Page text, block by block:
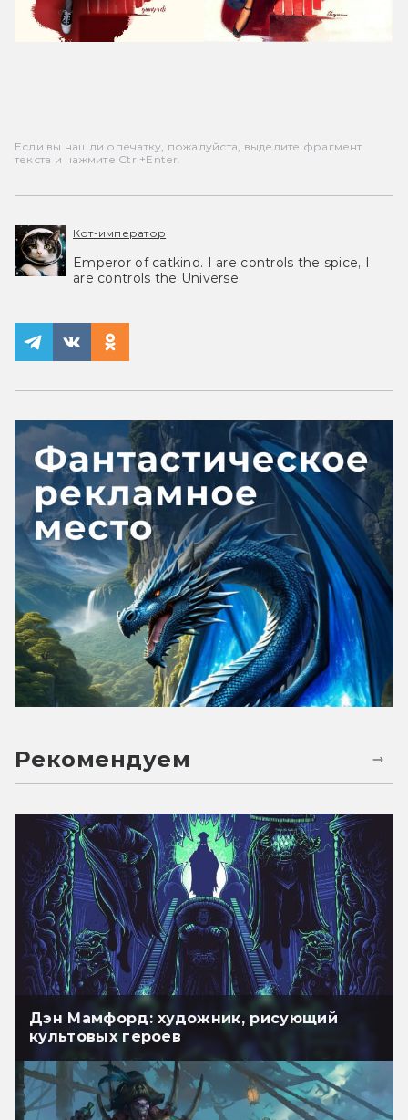
Если вы нашли опечатку, пожалуйста, выделите фрагмент
текста и нажмите Ctrl+Enter.
Кот-император
Emperor of catkind. I are controls the spice, I
are controls the Universe.
Рекомендуем
Дэн Мамфорд: художник, рисующий
культовых героев